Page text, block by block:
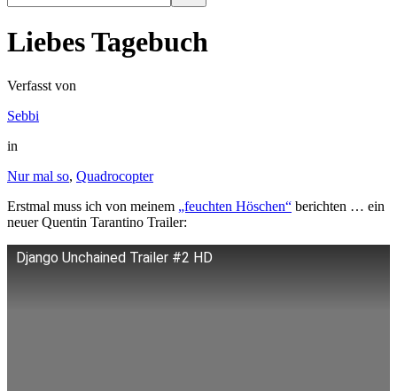
Liebes Tagebuch
Verfasst von
Sebbi
in
Nur mal so, Quadrocopter
Erstmal muss ich von meinem „feuchten Höschen“ berichten … ein
neuer Quentin Tarantino Trailer:
Django Unchained Trailer #2 HD